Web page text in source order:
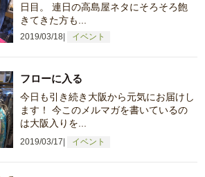
2019/03/18 イベント
日目。 連日の高島屋ネタにそろそろ飽
きてきた方も...
2019/03/17 イベント
フローに入る
今日も引き続き大阪から元気にお届けし
ます！ 今このメルマガを書いているの
は大阪入りを...